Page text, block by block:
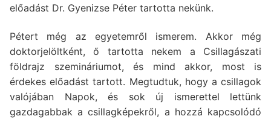
előadást Dr. Gyenizse Péter tartotta nekünk.
Pétert még az egyetemről ismerem. Akkor még
doktorjelöltként, ő tartotta nekem a Csillagászati
földrajz szemináriumot, és mind akkor, most is
érdekes előadást tartott. Megtudtuk, hogy a csillagok
valójában Napok, és sok új ismerettel lettünk
gazdagabbak a csillagképekről, a hozzá kapcsolódó